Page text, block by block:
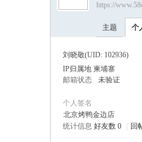
柬埔›
https://
主题 个
刘晓敬(UID: 102936)
IP归属地 柬埔寨
邮箱状态
未验证
个人签名
北京烤鸭金边店
统计信息 好友数 0 回